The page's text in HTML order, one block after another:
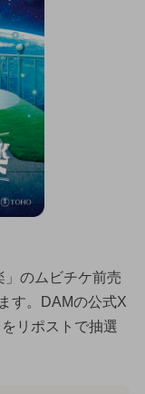
」のムビチケ前売
す。DAMの公式X
リポストで抽選